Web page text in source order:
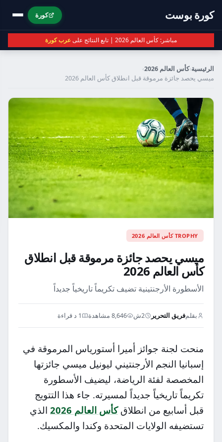
كورة بوست كورة
مباشر: كأس العالم 2026 | تابع النتائج على عرب كورة
الرئيسية›كأس العالم 2026
›
ميسي يحصد جائزة مرموقة قبل انطلاق كأس العالم 2026
TROPHY كأس العالم 2026
ميسي يحصد جائزة مرموقة قبل انطلاق
كأس العالم 2026
الأسطورة الأرجنتينية تضيف تكريماً تاريخياً جديداً
بقلمفريق التحرير 2ش 8,646 مشاهدة 1 د قراءة
منحت لجنة جوائز أميرا أستورياس المرموقة في
إسبانيا النجم الأرجنتيني ليونيل ميسي جائزتها
المخصصة لفئة الرياضة، ليضيف الأسطورة
تكريماً تاريخياً جديداً لمسيرته. جاء هذا التتويج
قبل أسابيع من انطلاقكأس العالم 2026
الذي
تستضيفه الولايات المتحدة وكندا والمكسيك.